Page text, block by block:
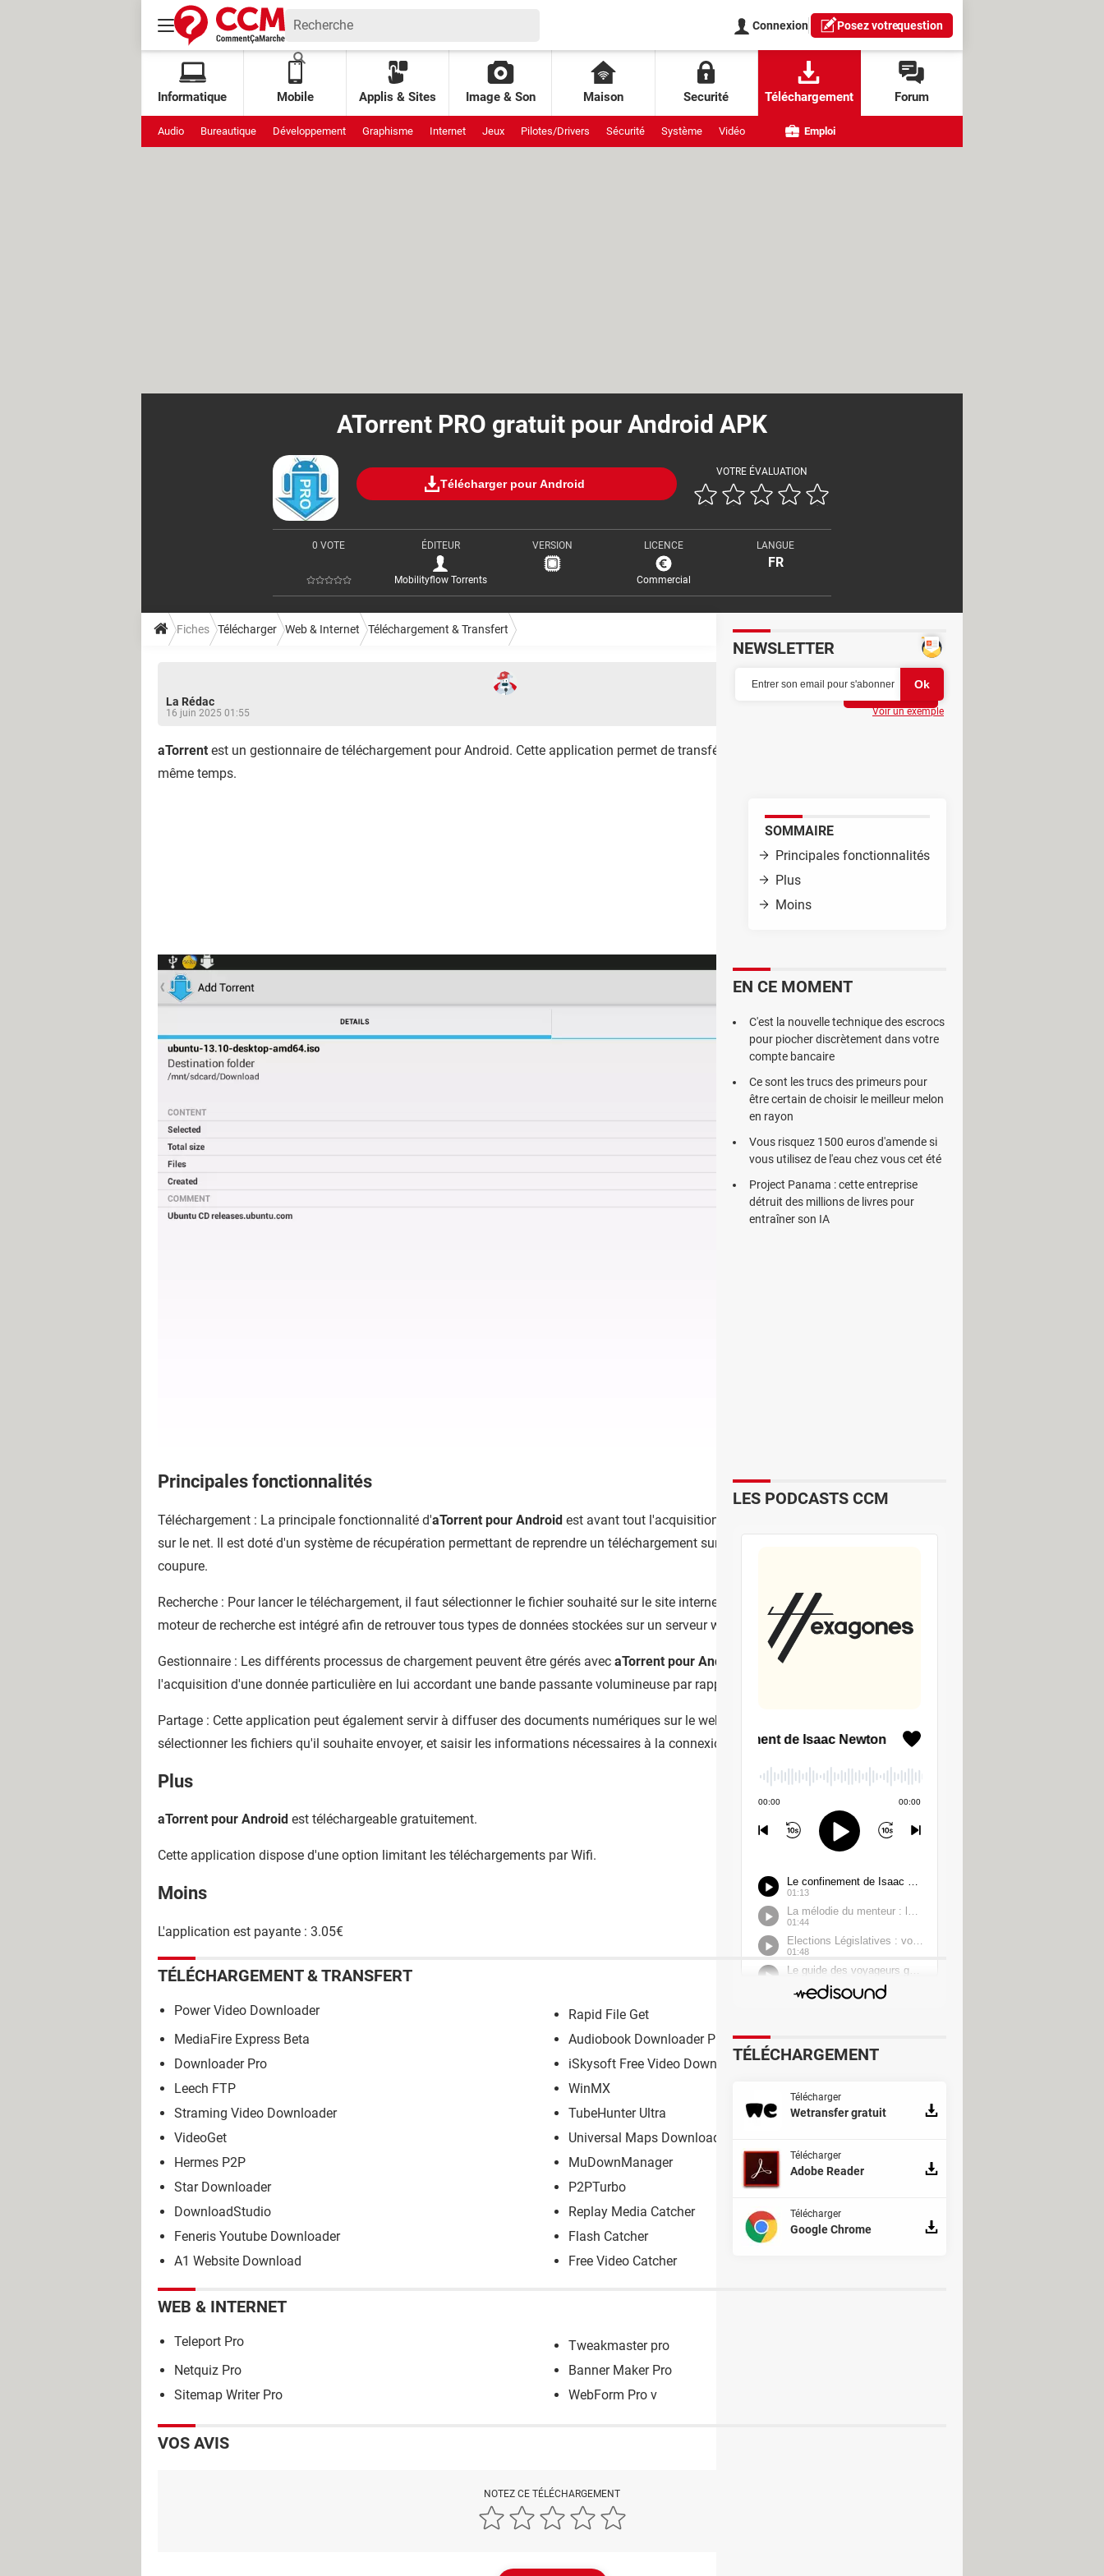
Connexion Posez votrequestion
Informatique Mobile Applis & Sites Image & Son Maison Securité Téléchargement Forum
Audio Bureautique Développement Graphisme Internet Jeux Pilotes/Drivers Sécurité Système Vidéo Emploi
ATorrent PRO gratuit pour Android APK
Télécharger pour Android
VOTRE ÉVALUATION
0 VOTE ÉDITEUR
Mobilityflow Torrents
VERSION LICENCE
Commercial
LANGUE
FR
Fiches Télécharger Web & Internet Téléchargement & Transfert
La Rédac
16 juin 2025 01:55
aTorrent est un gestionnaire de téléchargement pour Android. Cette application permet de transférer et d'acquérir plusieurs données en
même temps.
SOMMAIRE
Principales fonctionnalités
Plus
Moins
Principales fonctionnalités
Téléchargement : La principale fonctionnalité d'aTorrent pour Android est avant tout l'acquisition des données numériques partagées
sur le net. Il est doté d'un système de récupération permettant de reprendre un téléchargement sur la progression interrompue, en cas de
coupure.
Recherche : Pour lancer le téléchargement, il faut sélectionner le fichier souhaité sur le site internet voulu. Pour faciliter la tâche, un
moteur de recherche est intégré afin de retrouver tous types de données stockées sur un serveur web.
Gestionnaire : Les différents processus de chargement peuvent être gérés avec aTorrent pour Android
. Il est en mesure de prioriser
l'acquisition d'une donnée particulière en lui accordant une bande passante volumineuse par rapport aux autres transferts en cours.
Partage : Cette application peut également servir à diffuser des documents numériques sur le web. Dans ce cas, l'utilisateur est invité à
sélectionner les fichiers qu'il souhaite envoyer, et saisir les informations nécessaires à la connexion.
Plus
aTorrent pour Android est téléchargeable gratuitement.
Cette application dispose d'une option limitant les téléchargements par Wifi.
Moins
L'application est payante : 3.05€
TÉLÉCHARGEMENT & TRANSFERT
Power Video Downloader
Rapid File Get
MediaFire Express Beta
Audiobook Downloader Pro
Downloader Pro
iSkysoft Free Video Downloader
Leech FTP
WinMX
Straming Video Downloader
TubeHunter Ultra
VideoGet
Universal Maps Downloader
Hermes P2P
MuDownManager
Star Downloader
P2PTurbo
DownloadStudio
Replay Media Catcher
Feneris Youtube Downloader
Flash Catcher
A1 Website Download
Free Video Catcher
WEB & INTERNET
Teleport Pro
Tweakmaster pro
Netquiz Pro
Banner Maker Pro
Sitemap Writer Pro
WebForm Pro v
VOS AVIS
NOTEZ CE TÉLÉCHARGEMENT
NEWSLETTER
Voir un exemple
EN CE MOMENT
C'est la nouvelle technique des escrocs
pour piocher discrètement dans votre
compte bancaire
Ce sont les trucs des primeurs pour
être certain de choisir le meilleur melon
en rayon
Vous risquez 1500 euros d'amende si
vous utilisez de l'eau chez vous cet été
Project Panama : cette entreprise
détruit des millions de livres pour
entraîner son IA
LES PODCASTS CCM
TÉLÉCHARGEMENT
Télécharger
Wetransfer gratuit
Télécharger
Adobe Reader
Télécharger
Google Chrome